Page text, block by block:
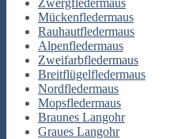
Mückenfledermaus
Rauhautfledermaus
Alpenfledermaus
Zweifarbfledermaus
Breitflügelfledermaus
Nordfledermaus
Mopsfledermaus
Braunes Langohr
Graues Langohr